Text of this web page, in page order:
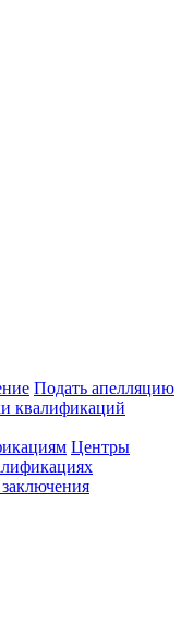
Подать апелляцию
квалификаций
Центры